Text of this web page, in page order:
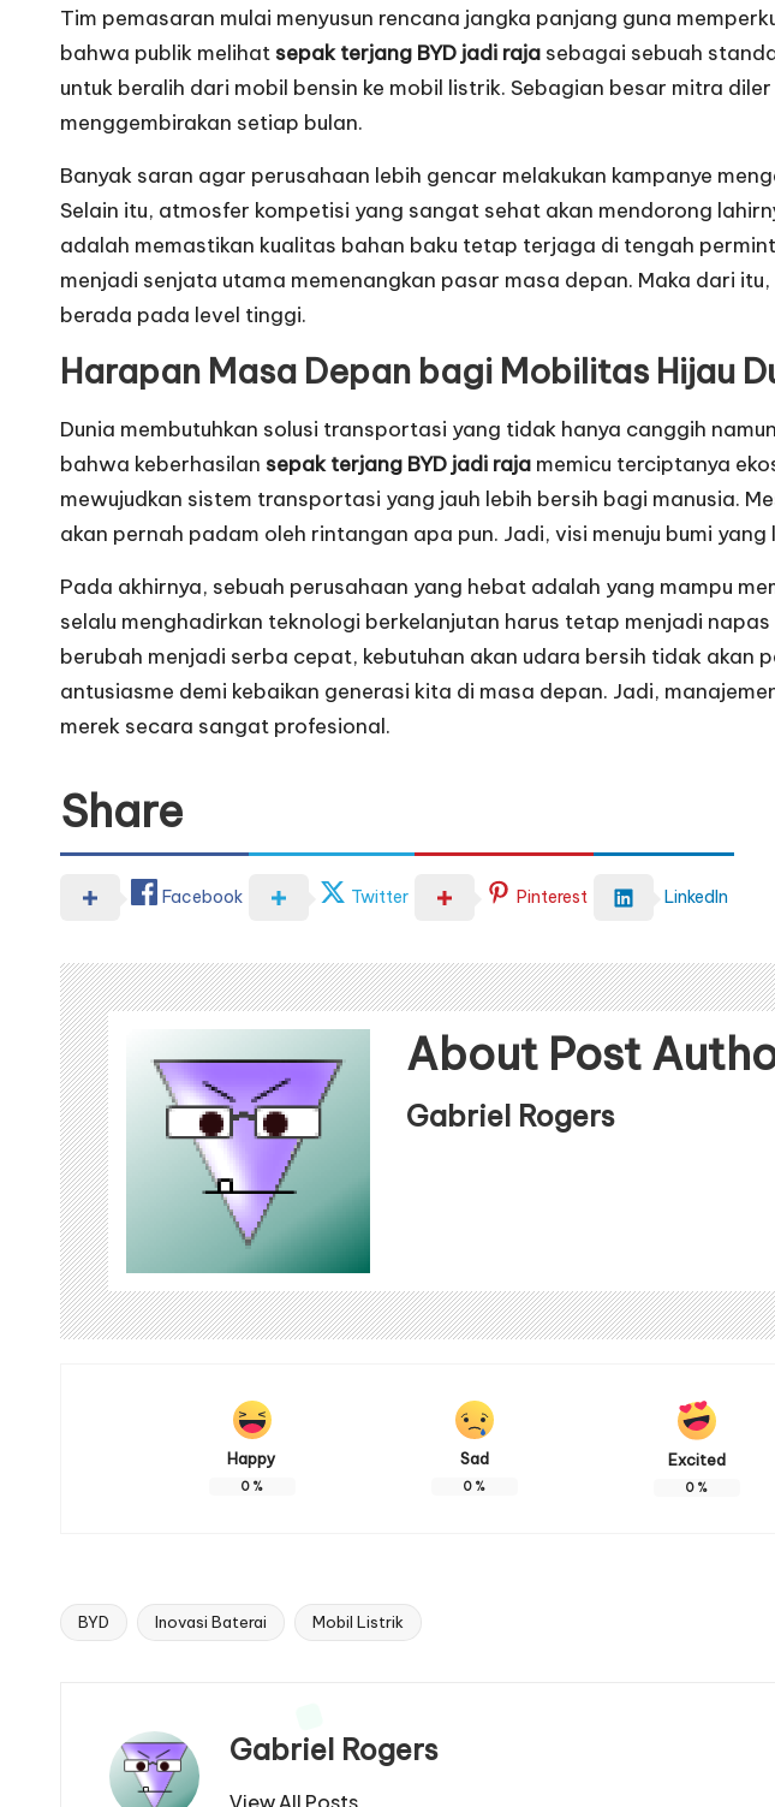
Tim pemasaran mulai menyusun rencana jangka panjang guna
bahwa publik melihat sepak terjang BYD jadi raja sebagai sebuah
untuk beralih dari mobil bensin ke mobil listrik. Sebagian besar mitra
menggembirakan setiap bulan.
Banyak saran agar perusahaan lebih gencar melakukan kampanye
Selain itu, atmosfer kompetisi yang sangat sehat akan mendorong
adalah memastikan kualitas bahan baku tetap terjaga di tengah
menjadi senjata utama memenangkan pasar masa depan. Maka dari
berada pada level tinggi.
Harapan Masa Depan bagi Mobilitas Hijau
Dunia membutuhkan solusi transportasi yang tidak hanya canggih
bahwa keberhasilan sepak terjang BYD jadi raja memicu terciptanya
mewujudkan sistem transportasi yang jauh lebih bersih bagi manusia.
akan pernah padam oleh rintangan apa pun. Jadi, visi menuju bumi
Pada akhirnya, sebuah perusahaan yang hebat adalah yang mampu
selalu menghadirkan teknologi berkelanjutan harus tetap menjadi
berubah menjadi serba cepat, kebutuhan akan udara bersih tidak akan
antusiasme demi kebaikan generasi kita di masa depan. Jadi,
merek secara sangat profesional.
Share
Facebook Twitter Pinterest LinkedIn
About Post
Gabriel Rogers
Happy
0 %
Sad
0 %
Excited
0 %
Tags:
BYD Inovasi Baterai Mobil Listrik
Gabriel Rogers
View All Posts